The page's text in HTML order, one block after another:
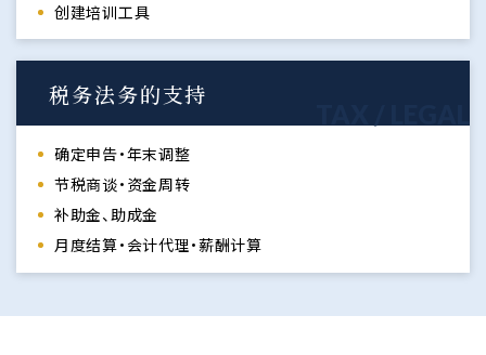
创建培训工具
税务法务的支持
确定申告・年末调整
节税商谈・资金周转
补助金、助成金
月度结算・会计代理・薪酬计算